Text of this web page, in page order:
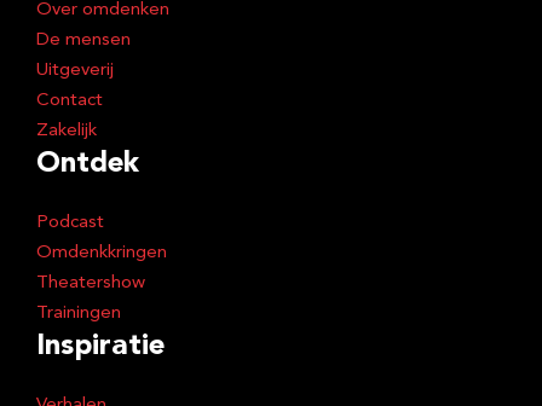
Over omdenken
De mensen
Uitgeverij
Contact
Zakelijk
Ontdek
Podcast
Omdenkkringen
Theatershow
Trainingen
Inspiratie